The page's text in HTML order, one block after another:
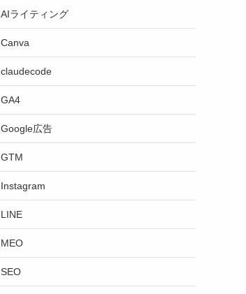
AIライティング
Canva
claudecode
GA4
Google広告
GTM
Instagram
LINE
MEO
SEO